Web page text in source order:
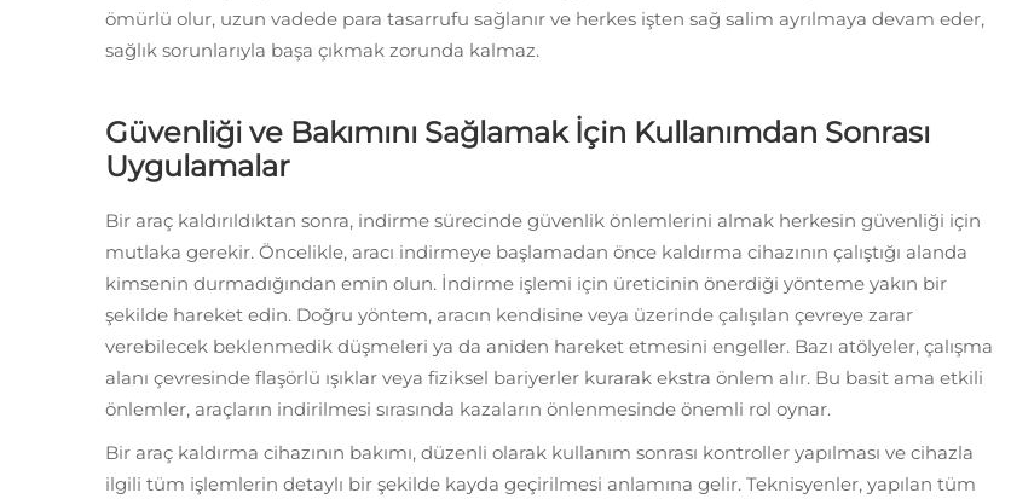
ömürlü olur, uzun vadede para tasarrufu sağlanır ve herkes işten sağ salim ayrılmaya devam eder,
sağlık sorunlarıyla başa çıkmak zorunda kalmaz.
Güvenliği ve Bakımını Sağlamak İçin Kullanımdan Sonrası
Uygulamalar
Bir araç kaldırıldıktan sonra, indirme sürecinde güvenlik önlemlerini almak herkesin güvenliği için
mutlaka gerekir. Öncelikle, aracı indirmeye başlamadan önce kaldırma cihazının çalıştığı alanda
kimsenin durmadığından emin olun. İndirme işlemi için üreticinin önerdiği yönteme yakın bir
şekilde hareket edin. Doğru yöntem, aracın kendisine veya üzerinde çalışılan çevreye zarar
verebilecek beklenmedik düşmeleri ya da aniden hareket etmesini engeller. Bazı atölyeler, çalışma
alanı çevresinde flaşörlü ışıklar veya fiziksel bariyerler kurarak ekstra önlem alır. Bu basit ama etkili
önlemler, araçların indirilmesi sırasında kazaların önlenmesinde önemli rol oynar.
Bir araç kaldırma cihazının bakımı, düzenli olarak kullanım sonrası kontroller yapılması ve cihazla
ilgili tüm işlemlerin detaylı bir şekilde kayda geçirilmesi anlamına gelir. Teknisyenler, yapılan tüm